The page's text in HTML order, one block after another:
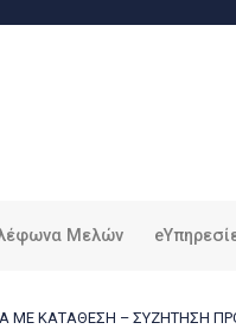
Μελών
ΜΕ ΚΑΤΑΘΕΣΗ – ΣΥΖΗΤΗΣΗ